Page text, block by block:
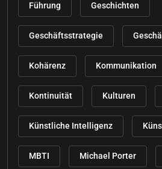
Führung Geschichten
Geschäftsstrategie
Kohärenz Kommunikation
Kontinuität Kulturen
Künstliche Intelligenz
MBTI Michael Porter